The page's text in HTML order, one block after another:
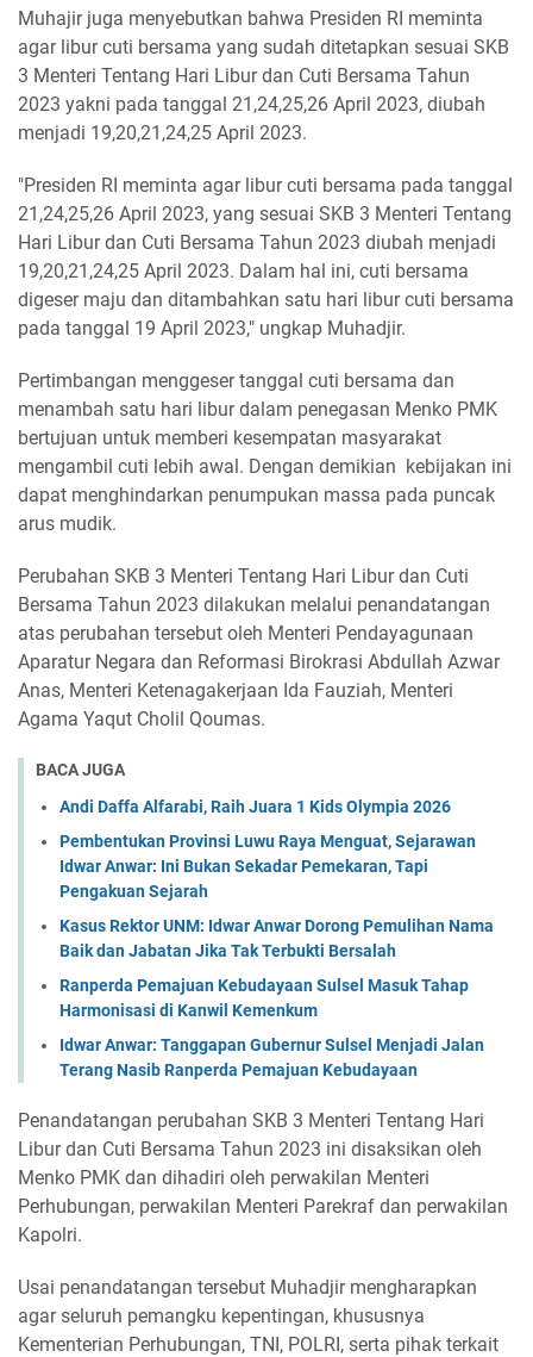
Muhajir juga menyebutkan bahwa Presiden RI meminta
agar libur cuti bersama yang sudah ditetapkan sesuai SKB
3 Menteri Tentang Hari Libur dan Cuti Bersama Tahun
2023 yakni pada tanggal 21,24,25,26 April 2023, diubah
menjadi 19,20,21,24,25 April 2023.
"Presiden RI meminta agar libur cuti bersama pada tanggal
21,24,25,26 April 2023, yang sesuai SKB 3 Menteri Tentang
Hari Libur dan Cuti Bersama Tahun 2023 diubah menjadi
19,20,21,24,25 April 2023. Dalam hal ini, cuti bersama
digeser maju dan ditambahkan satu hari libur cuti bersama
pada tanggal 19 April 2023," ungkap Muhadjir.
Pertimbangan menggeser tanggal cuti bersama dan
menambah satu hari libur dalam penegasan Menko PMK
bertujuan untuk memberi kesempatan masyarakat
mengambil cuti lebih awal. Dengan demikian kebijakan ini
dapat menghindarkan penumpukan massa pada puncak
arus mudik.
Perubahan SKB 3 Menteri Tentang Hari Libur dan Cuti
Bersama Tahun 2023 dilakukan melalui penandatangan
atas perubahan tersebut oleh Menteri Pendayagunaan
Aparatur Negara dan Reformasi Birokrasi Abdullah Azwar
Anas, Menteri Ketenagakerjaan Ida Fauziah, Menteri
Agama Yaqut Cholil Qoumas.
BACA JUGA
Andi Daffa Alfarabi, Raih Juara 1 Kids Olympia 2026
Pembentukan Provinsi Luwu Raya Menguat, Sejarawan
Idwar Anwar: Ini Bukan Sekadar Pemekaran, Tapi
Pengakuan Sejarah
Kasus Rektor UNM: Idwar Anwar Dorong Pemulihan Nama
Baik dan Jabatan Jika Tak Terbukti Bersalah
Ranperda Pemajuan Kebudayaan Sulsel Masuk Tahap
Harmonisasi di Kanwil Kemenkum
Idwar Anwar: Tanggapan Gubernur Sulsel Menjadi Jalan
Terang Nasib Ranperda Pemajuan Kebudayaan
Penandatangan perubahan SKB 3 Menteri Tentang Hari
Libur dan Cuti Bersama Tahun 2023 ini disaksikan oleh
Menko PMK dan dihadiri oleh perwakilan Menteri
Perhubungan, perwakilan Menteri Parekraf dan perwakilan
Kapolri.
Usai penandatangan tersebut Muhadjir mengharapkan
agar seluruh pemangku kepentingan, khususnya
Kementerian Perhubungan, TNI, POLRI, serta pihak terkait